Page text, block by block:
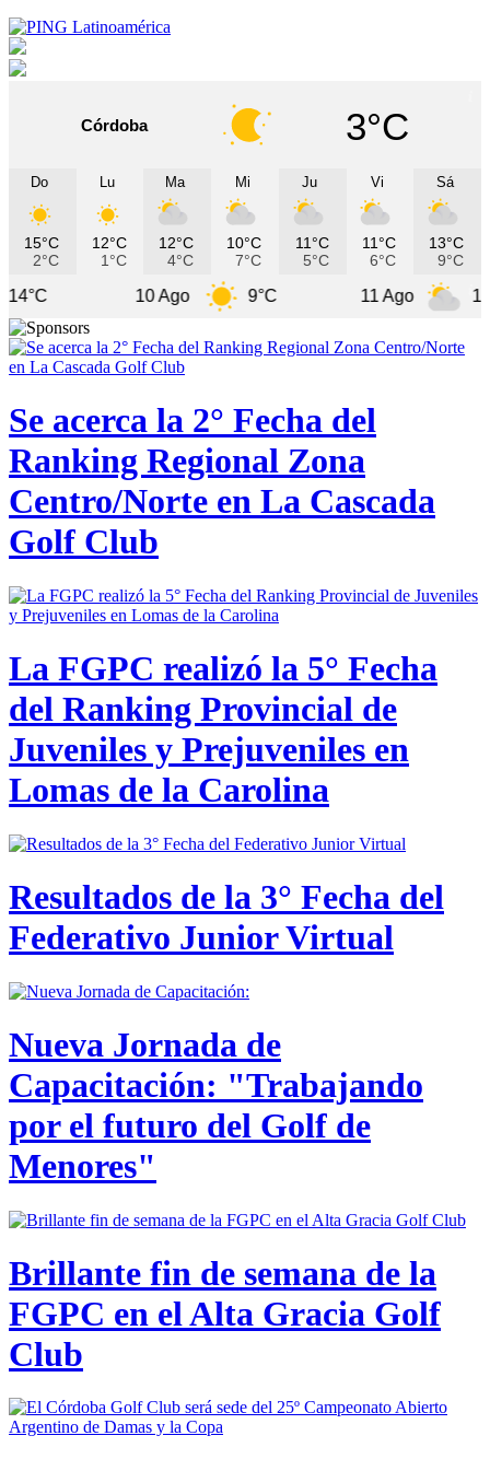
Córdoba 3°C
Do
15°C
2°C
Lu
12°C
1°C
Ma
12°C
4°C
Mi
10°C
7°C
Ju
11°C
5°C
Vi
11°C
6°C
Sá
13°C
9°C
9°C 10°C
Se acerca la 2° Fecha del
Ranking Regional Zona
Centro/Norte en La Cascada
Golf Club
La FGPC realizó la 5° Fecha
del Ranking Provincial de
Juveniles y Prejuveniles en
Lomas de la Carolina
Resultados de la 3° Fecha del
Federativo Junior Virtual
Nueva Jornada de
Capacitación: "Trabajando
por el futuro del Golf de
Menores"
Brillante fin de semana de la
FGPC en el Alta Gracia Golf
Club